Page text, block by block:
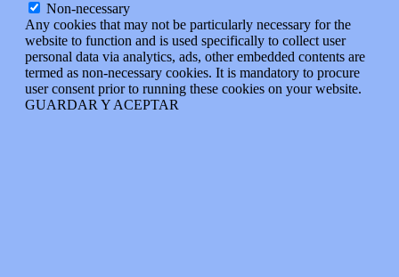
Non-necessary
Any cookies that may not be particularly necessary for the
website to function and is used specifically to collect user
personal data via analytics, ads, other embedded contents are
termed as non-necessary cookies. It is mandatory to procure
user consent prior to running these cookies on your website.
GUARDAR Y ACEPTAR